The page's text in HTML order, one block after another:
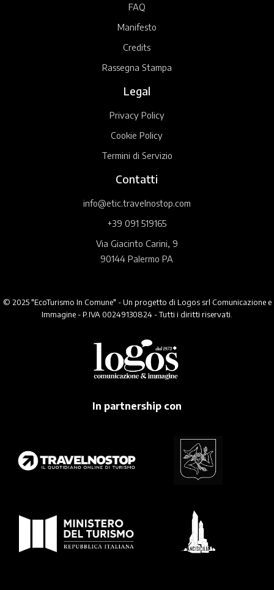
FAQ
Manifesto
Credits
Rassegna Stampa
Legal
Privacy Policy
Cookie Policy
Termini di Servizio
Contatti
info@etic.travelnostop.com
+39 091 519165
Via Giacinto Carini, 9
90144 Palermo PA
© 2025 "EcoTurismo In Comune" - Un progetto di Logos srl Comunicazione e
Immagine - P.IVA 00249130824 - Tutti i diritti riservati.
In partnership con